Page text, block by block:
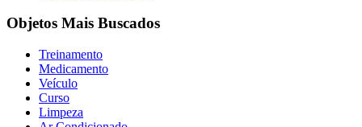
Objetos Mais Buscados
Treinamento
Medicamento
Veículo
Curso
Limpeza